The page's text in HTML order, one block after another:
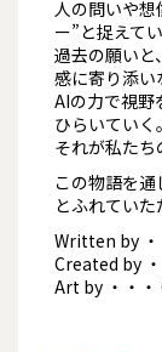
人の問いや想
ー”と捉えてい
過去の願い
感に寄り添い
AIの力で視野
ひらいていく。
それが私たち
この物語を
とふれていた
Written by
Created by
Art by ・・